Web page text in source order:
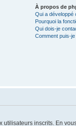
À propos de
Qui a développé
Pourquoi la
Qui dois-je
Comment puis-
inscrits. En